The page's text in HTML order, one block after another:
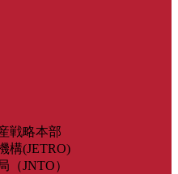
戦略本部
構(JETRO)
（JNTO）